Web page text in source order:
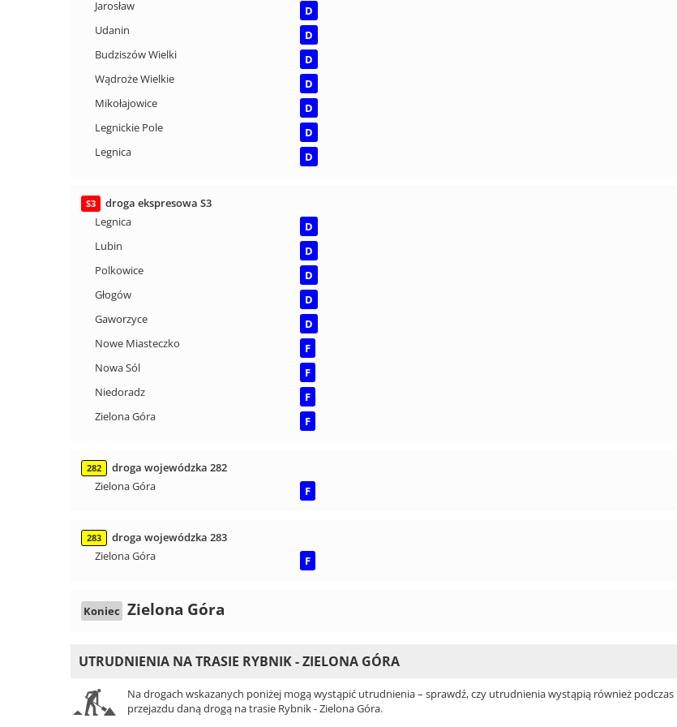
Jarosław
D
Udanin
D
Budziszów Wielki
D
Wądroże Wielkie
D
Mikołajowice
D
Legnickie Pole
D
Legnica
D
S3
droga ekspresowa S3
Legnica
D
Lubin
D
Polkowice
D
Głogów
D
Gaworzyce
D
Nowe Miasteczko
F
Nowa Sól
F
Niedoradz
F
Zielona Góra
F
282
droga wojewódzka 282
Zielona Góra
F
283
droga wojewódzka 283
Zielona Góra
F
Koniec Zielona Góra
UTRUDNIENIA NA TRASIE RYBNIK - ZIELONA GÓRA
Na drogach wskazanych poniżej mogą wystąpić utrudnienia – sprawdź, czy utrudnienia wystąpią również podczas
przejazdu daną drogą na trasie Rybnik - Zielona Góra.